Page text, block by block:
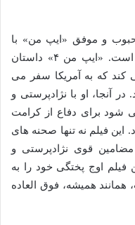
و موفق «ایپ من» با
بازی بی نظیر دانی ین (Donnie Yen) است. «ایپ من ۴» داستان
کند که به آمریکا سفر می
آنجا، او با نژادپرستی و
شود برای دفاع از کرامت
فیلم نه تنها صحنه های
مضامین قوی نژادپرستی و
فیلم اوج پختگی خود را به
همیشه، فوق العاده